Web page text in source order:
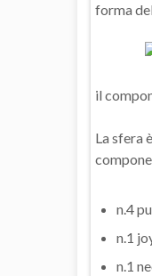
forma
il
La sfera
n.4
n.1
n.1